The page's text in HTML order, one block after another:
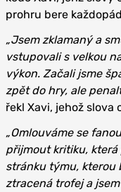
prohru bere
„Jsem zklamaný a
vstupovali s velkou
výkon. Začali jsme
zpět do hry, ale
řekl Xavi, jehož slova
„Omlouváme se
přijmout kritiku, která
stránku týmu, kterou
ztracená trofej a